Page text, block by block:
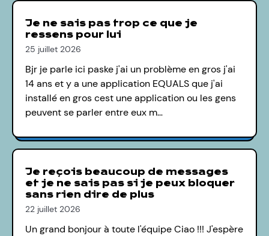
Je ne sais pas trop ce que je
ressens pour lui
25 juillet 2026
Bjr je parle ici paske j'ai un problème en gros j'ai
14 ans et y a une application EQUALS que j'ai
installé en gros cest une application ou les gens
peuvent se parler entre eux m…
Je reçois beaucoup de messages
et je ne sais pas si je peux bloquer
sans rien dire de plus
22 juillet 2026
Un grand bonjour à toute l'équipe Ciao !!! J'espère